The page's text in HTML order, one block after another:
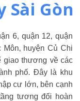
Sài Gòn
6, quận 12, quận
Môn, huyện Củ Chi
giao thương về các
phố. Đây là khu
cư lớn, bên cạnh
tương đối hoàn